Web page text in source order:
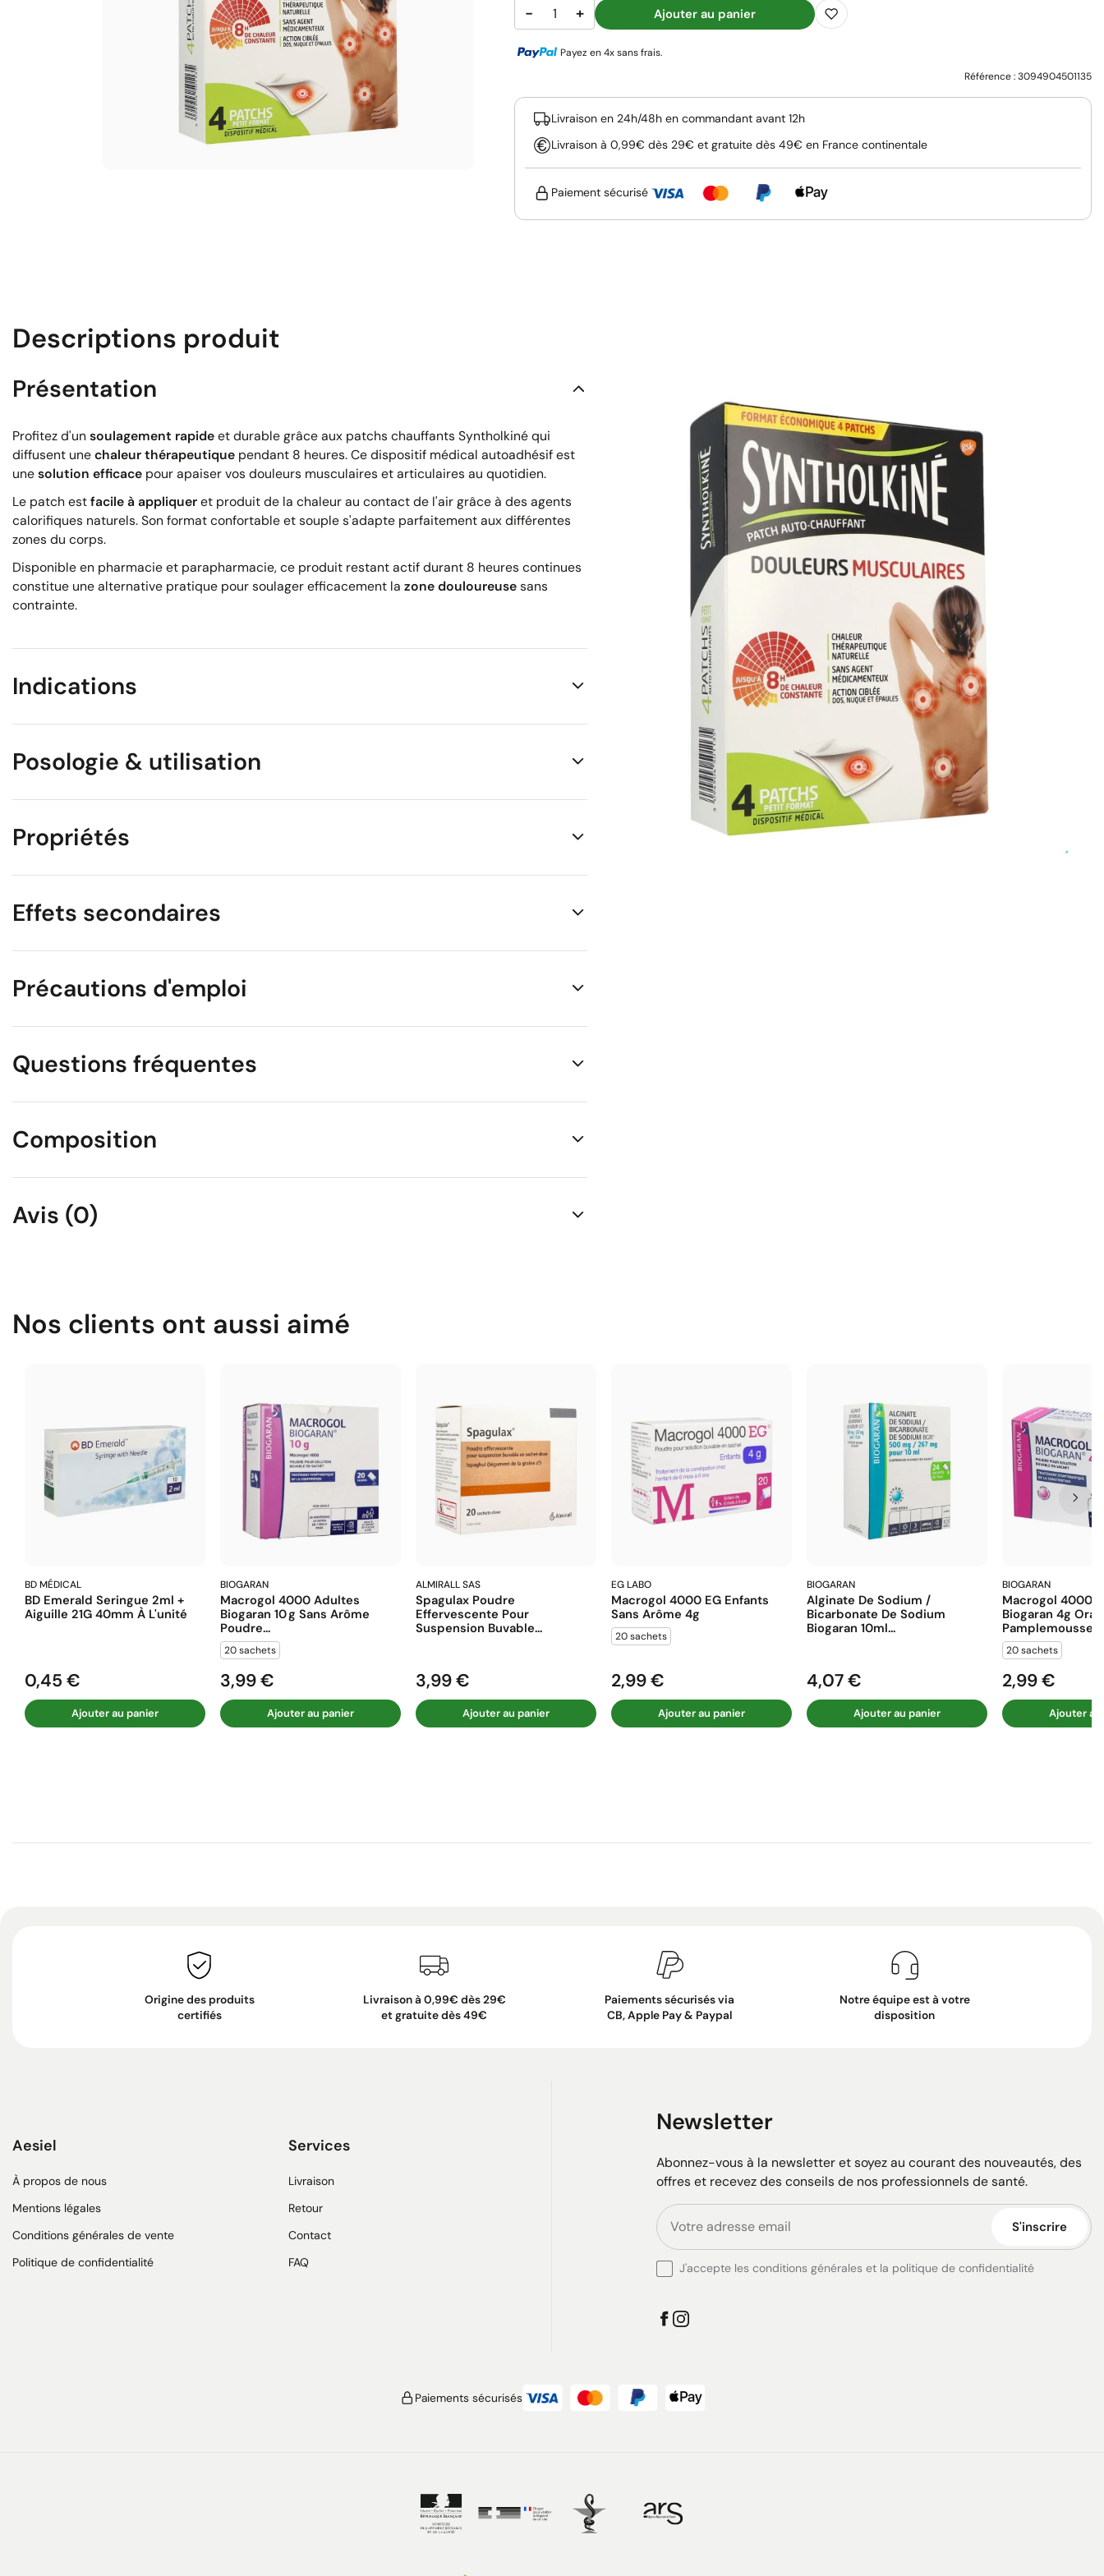
− + Ajouter au panier
Payez en 4x sans frais.
Référence :3094904501135
Livraison en 24h/48h en commandant avant 12h
Livraison à 0,99€ dès 29€ et gratuite dès 49€ en France continentale
Paiement sécurisé
Descriptions produit
Présentation
Profitez d'un soulagement rapideet durable grâce aux patchs chauffants Syntholkiné qui
diffusent unechaleur thérapeutique pendant 8 heures. Ce dispositif médical autoadhésif est
unesolution efficace pour apaiser vos douleurs musculaires et articulaires au quotidien.
Le patch estfacile à appliqueret produit de la chaleur au contact de l'air grâce à des agents
calorifiques naturels. Son format confortable et souple s'adapte parfaitement aux différentes
zones du corps.
Disponible en pharmacie et parapharmacie, ce produit restant actif durant 8 heures continues
constitue une alternative pratique pour soulager efficacement la zone douloureusesans
contrainte.
Indications
Posologie & utilisation
Propriétés
Effets secondaires
Précautions d'emploi
Questions fréquentes
Composition
Avis (0)
Nos clients ont aussi aimé
BD MÉDICAL
BD Emerald Seringue 2ml +
Aiguille 21G 40mm À L'unité
Prix
0,45 €
Ajouter au panier
BIOGARAN
Macrogol 4000 Adultes
Biogaran 10 G Sans Arôme
Poudre...
20 sachets
Prix
3,99 €
Ajouter au panier
ALMIRALL SAS
Spagulax Poudre
Effervescente Pour
Suspension Buvable...
Prix
3,99 €
Ajouter au panier
EG LABO
Macrogol 4000 EG Enfants
Sans Arôme 4g
20 sachets
Prix
2,99 €
Ajouter au panier
BIOGARAN
Alginate De Sodium /
Bicarbonate De Sodium
Biogaran 10ml...
Prix
4,07 €
Ajouter au panier
BIOGARAN
Macrogol 4000
Biogaran 4g
Pamplemousse...
20 sachets
Prix
2,99 €
Ajouter au
Origine des produits
certifiés
Livraison à 0,99€ dès 29€
et gratuite dès 49€
Paiements sécurisés via
CB, Apple Pay & Paypal
Notre équipe est à votre
disposition
Aesiel
À propos de nous
Mentions légales
Conditions générales de vente
Politique de confidentialité
Services
Livraison
Retour
Contact
FAQ
Newsletter
Abonnez-vous à la newsletter et soyez au courant des nouveautés, des
offres et recevez des conseils de nos professionnels de santé.
S'inscrire
J'accepte les conditions générales et la politique de confidentialité
Paiements sécurisés